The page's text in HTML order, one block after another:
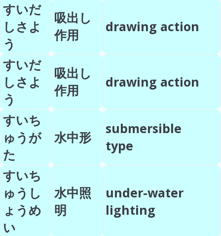
すいだ
しさよ
う
吸出し
作用
drawing action
すいだ
しさよ
う
吸出し
作用
drawing action
すいち
ゅうが
た
水中形
submersible
type
すいち
ゅうし
ょうめ
い
水中照
明
under-water
lighting